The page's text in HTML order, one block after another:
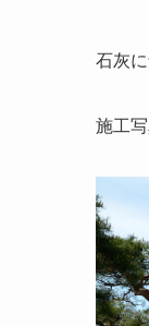
石灰
施工